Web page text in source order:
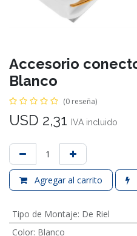
Accesorio
Blanco
(0 reseña)
USD 2,31 IVA incluido
Agregar al carrito
Tipo de Montaje: De Riel
Color: Blanco